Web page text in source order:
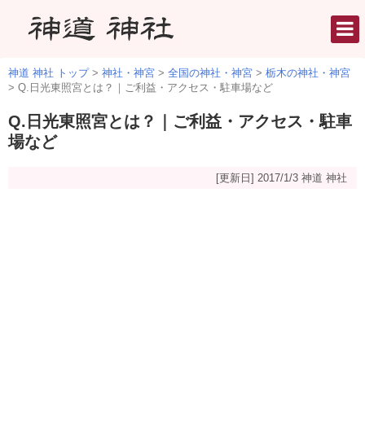
神道 神社 トップ> 神社・神宮 > 全国の神社・神宮 > 栃木の神社・神宮
> Q.日光東照宮とは？｜ご利益・アクセス・駐車場など
Q.日光東照宮とは？｜ご利益・アクセス・駐車
場など
[更新日] 2017/1/3 神道 神社